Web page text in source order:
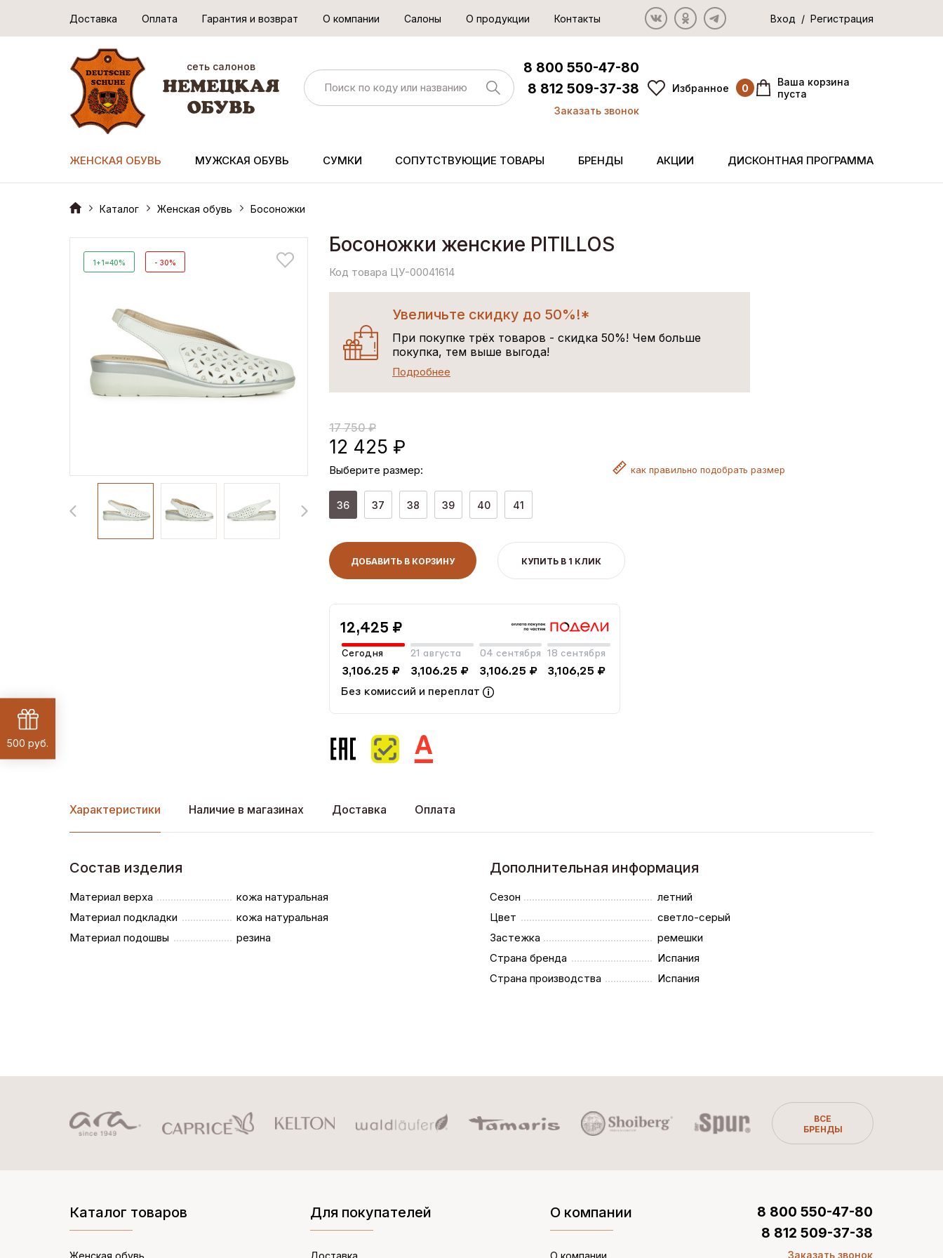
Доставка Оплата Гарантия и возврат О компании Салоны О продукции Контакты Вход / Регистрация
сеть салонов
8 800 550-47-80
8 812 509-37-38
Заказать звонок
Избранное 0
Ваша корзина
пуста
ЖЕНСКАЯ ОБУВЬ МУЖСКАЯ ОБУВЬ СУМКИ СОПУТСТВУЮЩИЕ ТОВАРЫ БРЕНДЫ АКЦИИ ДИСКОНТНАЯ ПРОГРАММА
Каталог Женская обувь Босоножки
1+1=40% - 30%
Босоножки женские PITILLOS
Код товара ЦУ-00041614
Увеличьте скидку до 50%!*
При покупке трёх товаров - скидка 50%! Чем больше
покупка, тем выше выгода!
Подробнее
17 750 ₽
12 425 ₽
Выберите размер: как правильно подобрать размер
36 37 38 39 40 41
ДОБАВИТЬ В КОРЗИНУ КУПИТЬ В 1 КЛИК
12,425 ₽
Сегодня
3,106.25 ₽
21 августа
3,106.25 ₽
04 сентября
3,106.25 ₽
18 сентября
3,106,25 ₽
Без комиссий и переплат
Характеристики Наличие в магазинах Доставка Оплата
Состав изделия
Материал верха
кожа натуральная
Материал подкладки
кожа натуральная
Материал подошвы
резина
Дополнительная информация
Сезон
летний
Цвет
светло-серый
Застежка
ремешки
Страна бренда
Испания
Страна производства
Испания
ВСЕ
БРЕНДЫ
Каталог товаров
Женская обувь
Для покупателей
Доставка
О компании
О компании
8 800 550-47-80
8 812 509-37-38
Заказать звонок
500 руб.